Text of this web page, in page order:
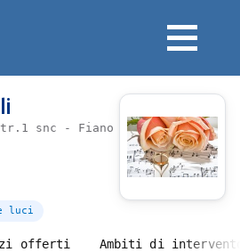
snc - Fiano
luci
offerti Ambiti di